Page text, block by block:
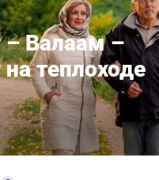
– Валаам –
теплоходе